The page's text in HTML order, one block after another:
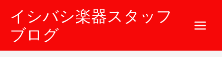
イシバシ楽器スタッフ
ブログ